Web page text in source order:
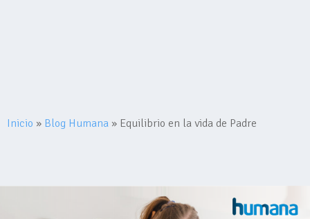
Inicio » Blog Humana » Equilibrio en la vida de Padre